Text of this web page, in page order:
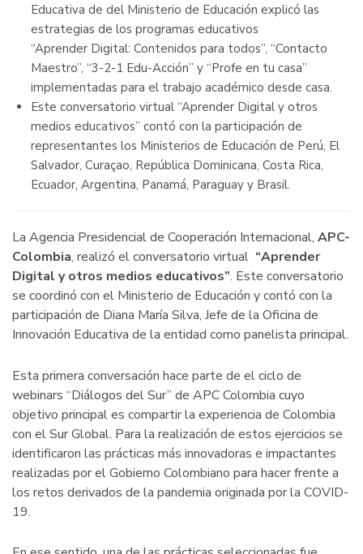
Educativa de del Ministerio de Educación explicó las
estrategias de los programas educativos
“Aprender Digital: Contenidos para todos”, “Contacto
Maestro”, “3-2-1 Edu-Acción” y “Profe en tu casa”
implementadas para el trabajo académico desde casa.
Este conversatorio virtual “Aprender Digital y otros
medios educativos” contó con la participación de
representantes los Ministerios de Educación de Perú, El
Salvador, Curaçao, República Dominicana, Costa Rica,
Ecuador, Argentina, Panamá, Paraguay y Brasil.
La Agencia Presidencial de Cooperación Internacional, APC-
Colombia, realizó el conversatorio virtual “Aprender
Digital y otros medios educativos”. Este conversatorio
se coordinó con el Ministerio de Educación y contó con la
participación de Diana María Silva, Jefe de la Oficina de
Innovación Educativa de la entidad como panelista principal.
Esta primera conversación hace parte de el ciclo de
webinars “Diálogos del Sur” de APC Colombia cuyo
objetivo principal es compartir la experiencia de Colombia
con el Sur Global. Para la realización de estos ejercicios se
identificaron las prácticas más innovadoras e impactantes
realizadas por el Gobierno Colombiano para hacer frente a
los retos derivados de la pandemia originada por la COVID-
19.